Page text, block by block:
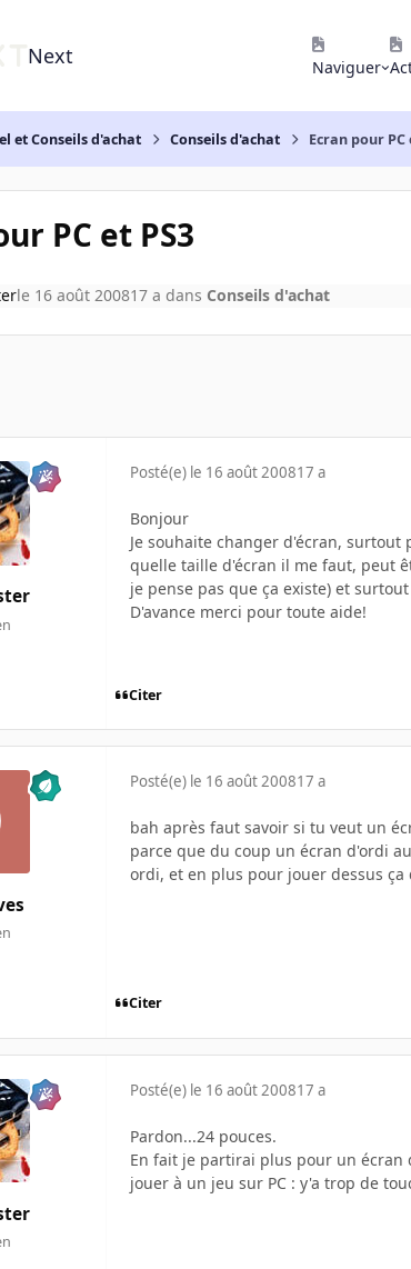
Next Naviguer
et Conseils d'achat Conseils d'achat Ecran pour PC
PC et PS3
le 16 août 200817 a dans Conseils d'achat
Posté(e) le 16 août 200817 a
Bonjour
Je souhaite changer d'écran,
quelle taille d'écran il me faut, peut
je pense pas que ça existe) et
D'avance merci pour toute aide!
Citer
Posté(e) le 16 août 200817 a
bah après faut savoir si tu veut un
parce que du coup un écran d'ordi
ordi, et en plus pour jouer dessus
Citer
Posté(e) le 16 août 200817 a
Pardon...24 pouces.
En fait je partirai plus pour un écran
jouer à un jeu sur PC : y'a trop de